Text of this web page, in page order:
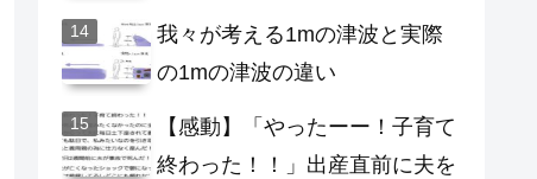
我々が考える1mの津波と実際
の1mの津波の違い
【感動】「やったーー！子育て
終わった！！」出産直前に夫を